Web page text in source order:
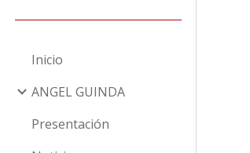
Inicio
ANGEL GUINDA
Presentación